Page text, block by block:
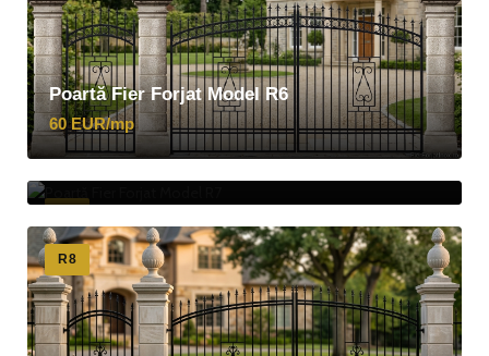
Poartă Fier Forjat Model R6
60 EUR/mp
Poartă Fier Forjat Model R7
R8